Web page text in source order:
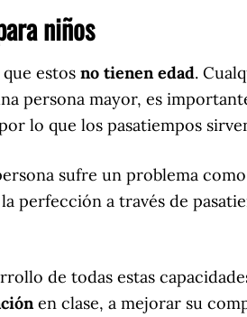
niños
estos no tienen edad.
persona mayor, es
lo que los pasatiempos
sufre un problema
perfección a través de
de todas estas
en clase, a mejorar su